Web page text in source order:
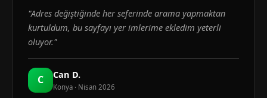
"Adres değiştiğinde her seferinde arama yapmaktan
kurtuldum, bu sayfayı yer imlerime ekledim yeterli
oluyor."
C Can D.
Konya · Nisan 2026